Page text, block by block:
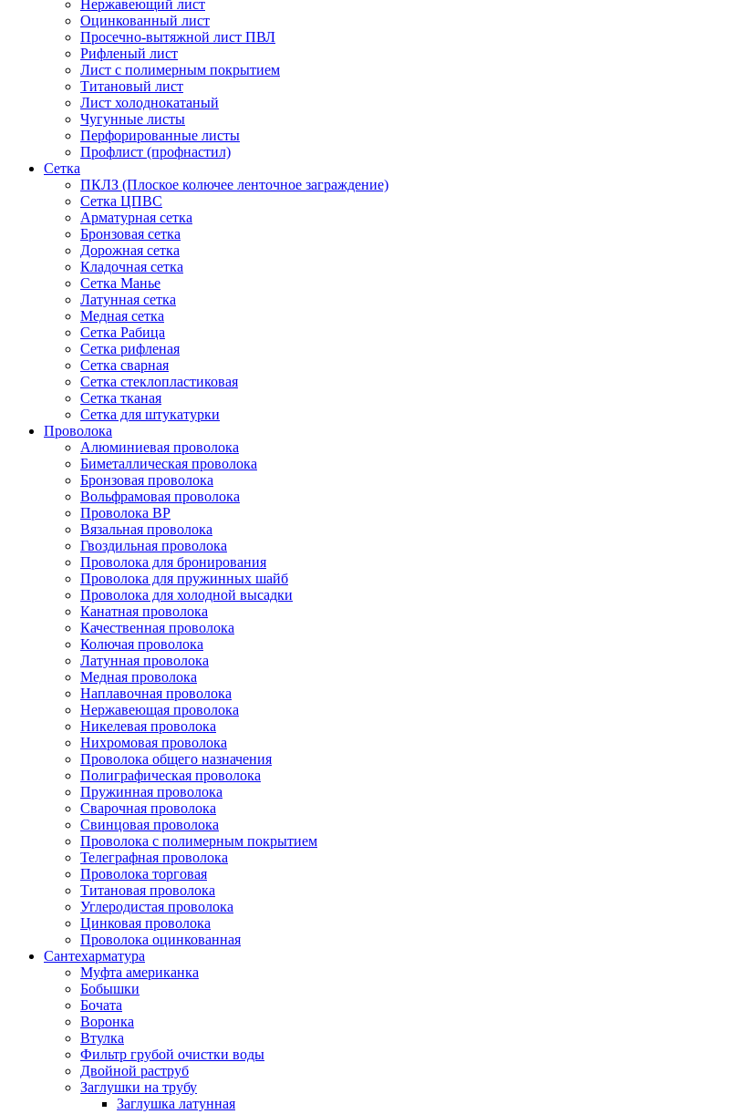
Нержавеющий лист
Оцинкованный лист
Просечно-вытяжной лист ПВЛ
Рифленый лист
Лист с полимерным покрытием
Титановый лист
Лист холоднокатаный
Чугунные листы
Перфорированные листы
Профлист (профнастил)
Сетка
ПКЛЗ (Плоское колючее ленточное заграждение)
Сетка ЦПВС
Арматурная сетка
Бронзовая сетка
Дорожная сетка
Кладочная сетка
Сетка Манье
Латунная сетка
Медная сетка
Сетка Рабица
Сетка рифленая
Сетка сварная
Сетка стеклопластиковая
Сетка тканая
Сетка для штукатурки
Проволока
Алюминиевая проволока
Биметаллическая проволока
Бронзовая проволока
Вольфрамовая проволока
Проволока ВР
Вязальная проволока
Гвоздильная проволока
Проволока для бронирования
Проволока для пружинных шайб
Проволока для холодной высадки
Канатная проволока
Качественная проволока
Колючая проволока
Латунная проволока
Медная проволока
Наплавочная проволока
Нержавеющая проволока
Никелевая проволока
Нихромовая проволока
Проволока общего назначения
Полиграфическая проволока
Пружинная проволока
Сварочная проволока
Свинцовая проволока
Проволока с полимерным покрытием
Телеграфная проволока
Проволока торговая
Титановая проволока
Углеродистая проволока
Цинковая проволока
Проволока оцинкованная
Сантехарматура
Муфта американка
Бобышки
Бочата
Воронка
Втулка
Фильтр грубой очистки воды
Двойной раструб
Заглушки на трубу
Заглушка латунная